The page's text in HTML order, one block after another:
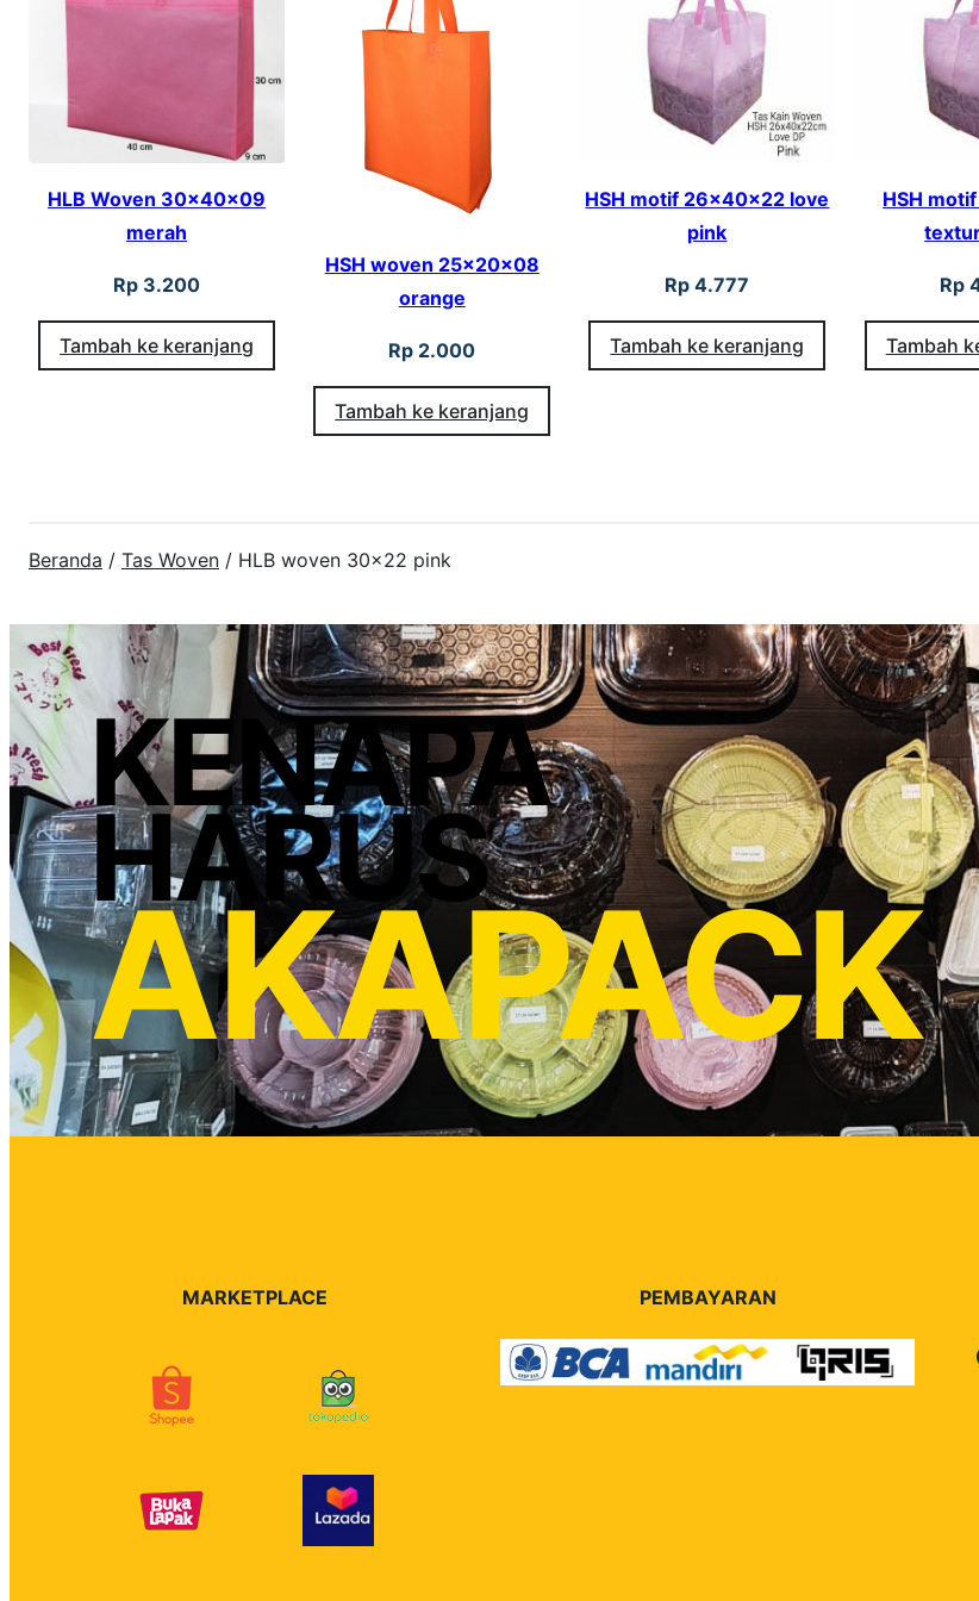
×
2
2
n
HLB Woven 30x40x09
merah
Rp 3.200
Tambah ke keranjang
HSH woven 25x20x08
orange
Rp 2.000
Tambah ke keranjang
HSH motif 26x40x22 love
pink
Rp 4.777
Tambah ke keranjang
HSH
Rp
Tambah
Beranda / Tas Woven / HLB woven 30×22 pink
KENAPA
HARUS
AKAPACK
MARKETPLACE PEMBAYARAN